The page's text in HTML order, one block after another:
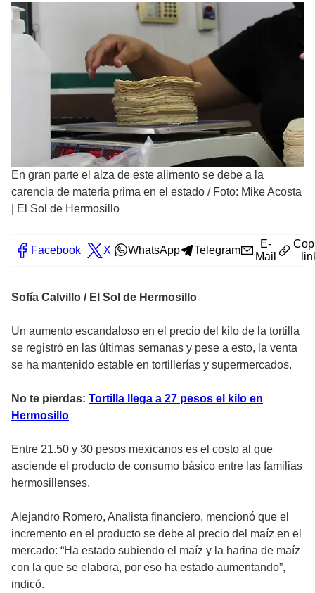
En gran parte el alza de este alimento se debe a la
carencia de materia prima en el estado / Foto: Mike Acosta
| El Sol de Hermosillo
Facebook X WhatsApp Telegram
E-
Mail
Sofía Calvillo / El Sol de Hermosillo
Un aumento escandaloso en el precio del kilo de la tortilla
se registró en las últimas semanas y pese a esto, la venta
se ha mantenido estable en tortillerías y supermercados.
No te pierdas: Tortilla llega a 27 pesos el kilo en
Hermosillo
Entre 21.50 y 30 pesos mexicanos es el costo al que
asciende el producto de consumo básico entre las familias
hermosillenses.
Alejandro Romero, Analista financiero, mencionó que el
incremento en el producto se debe al precio del maíz en el
mercado: “Ha estado subiendo el maíz y la harina de maíz
con la que se elabora, por eso ha estado aumentando”,
indicó.